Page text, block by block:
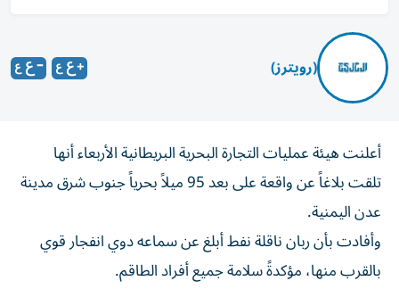
(رويترز)
أعلنت هيئة ​عمليات ⁠التجارة البحرية ‌البريطانية الأربعاء أنها
تلقت ‌بلاغاً عن واقعة ⁠على بعد 95 ميلاً بحرياً جنوب شرق مدينة
عدن ​اليمنية.
وأفادت بأن ‌ربان ناقلة نفط أبلغ ⁠عن سماعه دوي انفجار قوي
بالقرب ​منها، ‌مؤكدةً ‌سلامة جميع أفراد الطاقم.